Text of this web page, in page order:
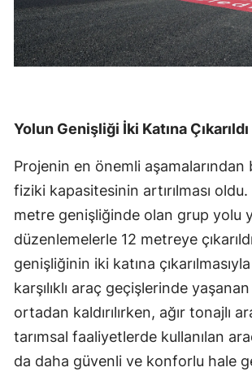
Yolun Genişliği İki Katına Çıkarıldı
Projenin en önemli aşamalarından
fiziki kapasitesinin artırılması
metre genişliğinde olan grup yolu
düzenlemelerle 12 metreye
genişliğinin iki katına
karşılıklı araç geçişlerinde
ortadan kaldırılırken, ağır tonajlı
tarımsal faaliyetlerde kullanılan
da daha güvenli ve konforlu hale